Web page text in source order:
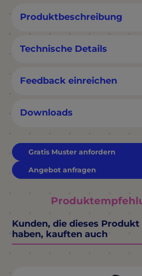
Produktbeschreibung
Technische Details
Feedback einreichen
Downloads
Gratis Muster anfordern
Angebot anfragen
Kunden, die dieses
haben, kauften auch